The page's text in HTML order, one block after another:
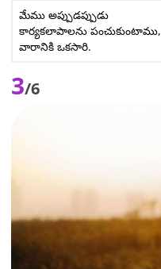
మేము అప్పుడప్పుడు
కార్యకలాపాలను పంచుకుంటాము,
వారానికి ఒకసారి.
3/6